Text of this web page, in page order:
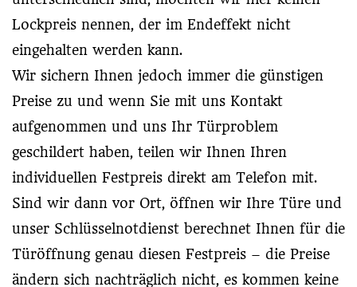
Lockpreis nennen, der im Endeffekt nicht
eingehalten werden kann.
Wir sichern Ihnen jedoch immer die günstigen
Preise zu und wenn Sie mit uns Kontakt
aufgenommen und uns Ihr Türproblem
geschildert haben, teilen wir Ihnen Ihren
individuellen Festpreis direkt am Telefon mit.
Sind wir dann vor Ort, öffnen wir Ihre Türe und
unser Schlüsselnotdienst berechnet Ihnen für die
Türöffnung genau diesen Festpreis – die Preise
ändern sich nachträglich nicht, es kommen keine